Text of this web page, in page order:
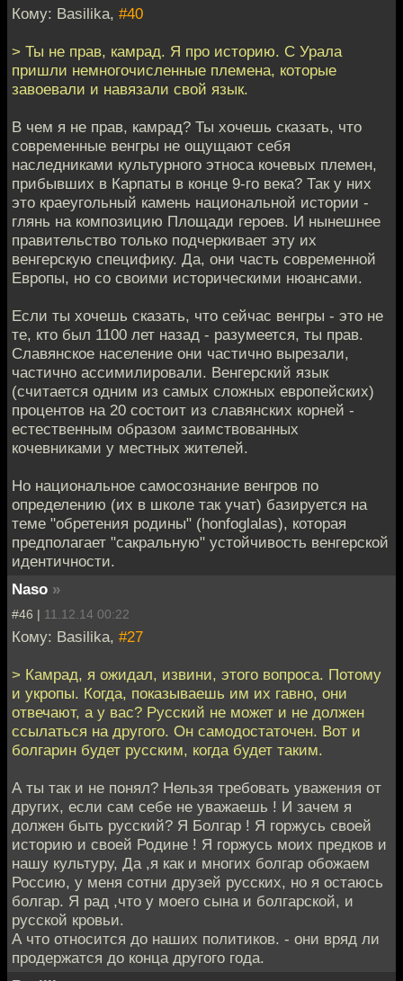
Кому: Basilika, #40
> Ты не прав, камрад. Я про историю. С Урала
пришли немногочисленные племена, которые
завоевали и навязали свой язык.
В чем я не прав, камрад? Ты хочешь сказать, что
современные венгры не ощущают себя
наследниками культурного этноса кочевых племен,
прибывших в Карпаты в конце 9-го века? Так у них
это краеугольный камень национальной истории -
глянь на композицию Площади героев. И нынешнее
правительство только подчеркивает эту их
венгерскую специфику. Да, они часть современной
Европы, но со своими историческими нюансами.
Если ты хочешь сказать, что сейчас венгры - это не
те, кто был 1100 лет назад - разумеется, ты прав.
Славянское население они частично вырезали,
частично ассимилировали. Венгерский язык
(считается одним из самых сложных европейских)
процентов на 20 состоит из славянских корней -
естественным образом заимствованных
кочевниками у местных жителей.
Но национальное самосознание венгров по
определению (их в школе так учат) базируется на
теме "обретения родины" (honfoglalas), которая
предполагает "сакральную" устойчивость венгерской
идентичности.
Naso »
#46 | 11.12.14 00:22
Кому: Basilika, #27
> Камрад, я ожидал, извини, этого вопроса. Потому
и укропы. Когда, показываешь им их гавно, они
отвечают, а у вас? Русский не может и не должен
ссылаться на другого. Он самодостаточен. Вот и
болгарин будет русским, когда будет таким.
А ты так и не понял? Нельзя требовать уважения от
других, если сам себе не уважаешь ! И зачем я
должен быть русский? Я Болгар ! Я горжусь своей
историю и своей Родине ! Я горжусь моих предков и
нашу культуру, Да ,я как и многих болгар обожаем
Россию, у меня сотни друзей русских, но я остаюсь
болгар. Я рад ,что у моего сына и болгарской, и
русской кровьи.
А что относится до наших политиков. - они вряд ли
продержатся до конца другого года.